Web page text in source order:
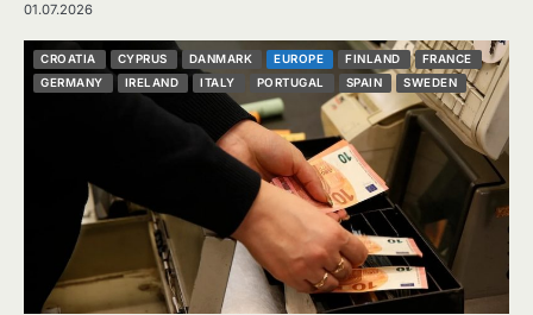
01.07.2026
CROATIA CYPRUS DANMARK EUROPE FINLAND
FRANCE
GERMANY
IRELAND ITALY PORTUGAL SPAIN SWEDEN